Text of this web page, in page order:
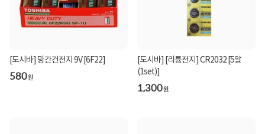
[도시바] 망간건전지 9V [6F22]
580원
[도시바] [리튬전지] CR2032 [5알
(1set)]
1,300원